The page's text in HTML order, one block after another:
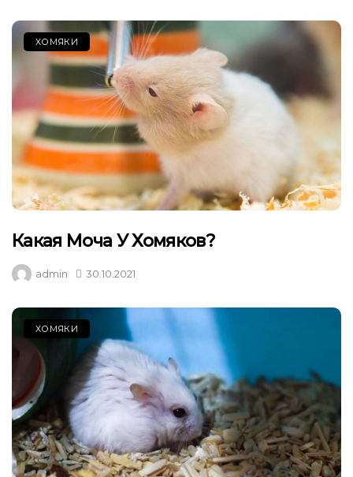
ХОМЯКИ
Какая Моча У Хомяков?
admin 30.10.2021
ХОМЯКИ